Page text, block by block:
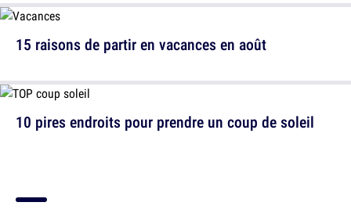
15 raisons de partir en vacances en août
10 pires endroits pour prendre un coup de soleil